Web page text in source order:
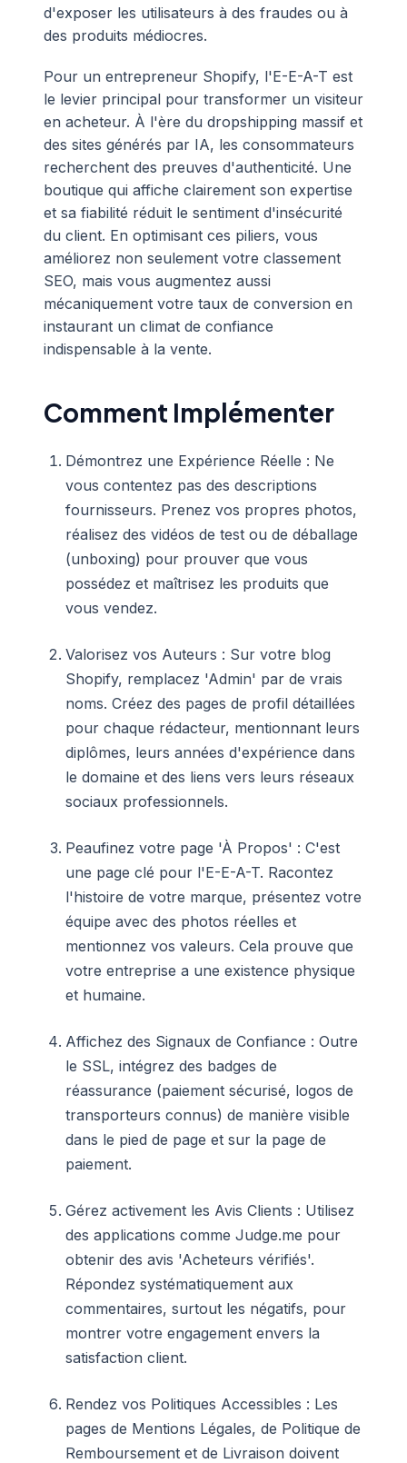
d'exposer les utilisateurs à des fraudes ou à
des produits médiocres.
Pour un entrepreneur Shopify, l'E-E-A-T est
le levier principal pour transformer un visiteur
en acheteur. À l'ère du dropshipping massif et
des sites générés par IA, les consommateurs
recherchent des preuves d'authenticité. Une
boutique qui affiche clairement son expertise
et sa fiabilité réduit le sentiment d'insécurité
du client. En optimisant ces piliers, vous
améliorez non seulement votre classement
SEO, mais vous augmentez aussi
mécaniquement votre taux de conversion en
instaurant un climat de confiance
indispensable à la vente.
Comment Implémenter
Démontrez une Expérience Réelle : Ne
vous contentez pas des descriptions
fournisseurs. Prenez vos propres photos,
réalisez des vidéos de test ou de déballage
(unboxing) pour prouver que vous
possédez et maîtrisez les produits que
vous vendez.
Valorisez vos Auteurs : Sur votre blog
Shopify, remplacez 'Admin' par de vrais
noms. Créez des pages de profil détaillées
pour chaque rédacteur, mentionnant leurs
diplômes, leurs années d'expérience dans
le domaine et des liens vers leurs réseaux
sociaux professionnels.
Peaufinez votre page 'À Propos' : C'est
une page clé pour l'E-E-A-T. Racontez
l'histoire de votre marque, présentez votre
équipe avec des photos réelles et
mentionnez vos valeurs. Cela prouve que
votre entreprise a une existence physique
et humaine.
Affichez des Signaux de Confiance : Outre
le SSL, intégrez des badges de
réassurance (paiement sécurisé, logos de
transporteurs connus) de manière visible
dans le pied de page et sur la page de
paiement.
Gérez activement les Avis Clients : Utilisez
des applications comme Judge.me pour
obtenir des avis 'Acheteurs vérifiés'.
Répondez systématiquement aux
commentaires, surtout les négatifs, pour
montrer votre engagement envers la
satisfaction client.
Rendez vos Politiques Accessibles : Les
pages de Mentions Légales, de Politique de
Remboursement et de Livraison doivent